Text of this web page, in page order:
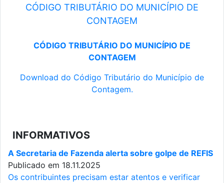
CÓDIGO TRIBUTÁRIO DO MUNICÍPIO DE
CONTAGEM
CÓDIGO TRIBUTÁRIO DO MUNICÍPIO DE
CONTAGEM
Download do Código Tributário do Município de
Contagem.
INFORMATIVOS
A Secretaria de Fazenda alerta sobre golpe de REFIS
Publicado em 18.11.2025
Os contribuintes precisam estar atentos e verificar